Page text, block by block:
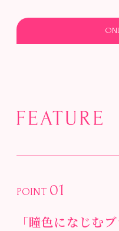
POINT 01
「瞳色になじむ